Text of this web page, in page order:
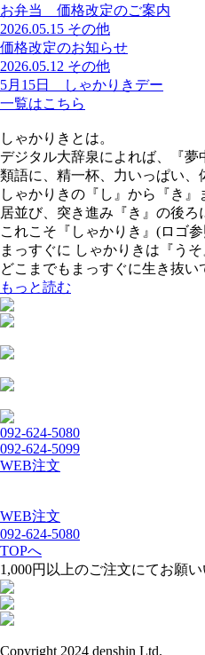
お弁当 価格改定のご案内
2026.05.15 その他
価格改定のお知らせ
2026.05.12 その他
5月15日 しゃかりきデー
一覧はこちら
しゃかりきとは。
デジタル大辞泉によれば、『夢
類語に、精一杯、力いっぱい、
しゃかりきの『し』から『き』
居並び、突き進み『き』の後ろ
これこそ『しゃかりき』(ロゴ参
まっすぐに しゃかりきは『う
どこまでもまっすぐに生き抜い
もっと読む
092-624-5080
092-624-5099
WEB注文
WEB注文
092-624-5080
TOPへ
1,000円以上のご注文にてお願い
Copyright 2024 denshin Ltd.